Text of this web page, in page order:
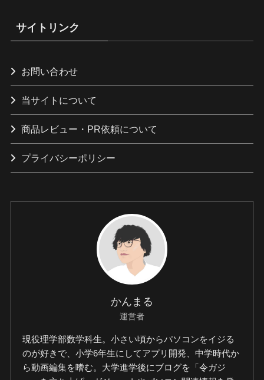
サイトリンク
お問い合わせ
当サイトについて
商品レビュー・PR依頼について
プライバシーポリシー
かんまる
運営者
現役理学部数学科生。小さい頃からパソコンをイジる
のが好きで、小学6年生にしてアプリ開発、中学時代か
ら動画編集を嗜む。大学進学後にブログを「令ガジ